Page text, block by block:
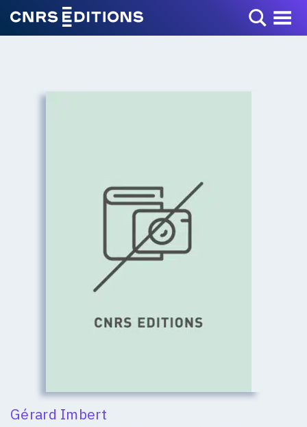
Toggle Menu
Gérard Imbert